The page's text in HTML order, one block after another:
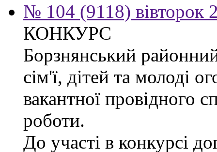
№ 104 (9118) вівторок
КОНКУРС
Борзнянський
сім'ї, дітей та молоді
вакантної провідного
роботи.
До участі в конкурсі